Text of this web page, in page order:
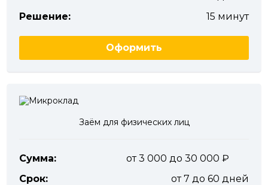
Решение:
15 минут
Оформить
Заём для физических лиц
Сумма:
от 3 000 до 30 000
Срок:
от 7 до 60 дней